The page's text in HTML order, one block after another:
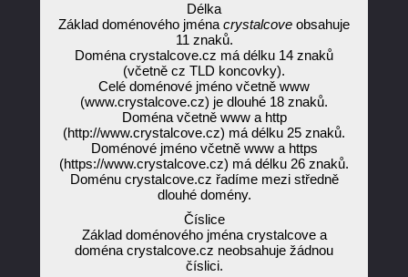
Délka
Základ doménového jména crystalcove obsahuje
11 znaků.
Doména crystalcove.cz má délku 14 znaků
(včetně cz TLD koncovky).
Celé doménové jméno včetně www
(www.crystalcove.cz) je dlouhé 18 znaků.
Doména včetně www a http
(http://www.crystalcove.cz) má délku 25 znaků.
Doménové jméno včetně www a https
(https://www.crystalcove.cz) má délku 26 znaků.
Doménu crystalcove.cz řadíme mezi středně
dlouhé domény.
Číslice
Základ doménového jména crystalcove a
doména crystalcove.cz neobsahuje žádnou
číslici.